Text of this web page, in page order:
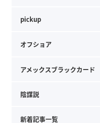
pickup
オフショア
アメックスブラックカード
陰謀説
新着記事一覧